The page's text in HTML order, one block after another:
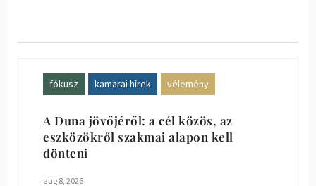
fókusz kamarai hírek vélemény
A Duna jövőjéről: a cél közös, az
eszközökről szakmai alapon kell
dönteni
aug 8, 2026